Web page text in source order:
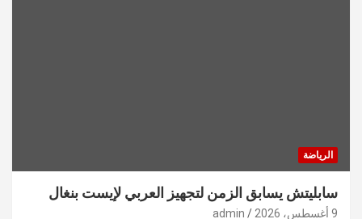
الرياضة
سابليتش يسابق الزمن لتجهيز العربي لإيست بنغال
9 أغسطس، 2026 admin